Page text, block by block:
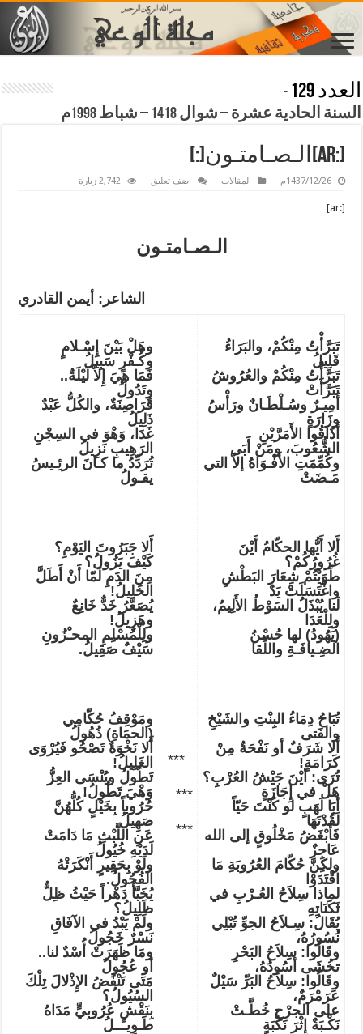
العدد 129
-
السنة الحادية عشرة – شوال 1418 – شباط 1998م
[:ar]الـصـامتـون[:]
1437/12/26م المقالات اضف تعليق 2,742 زيارة
[:ar]
الـصـامتـون
الشاعر: أيمن القادري
تَبَرَّأْتُ مِنْكُمْ، والبَرَاءُ
قَلِيلُ
تَبَرَّأْتُ مِنْكُمْ والعُرُوشُ
تَبَرَّأَتْ
أَمِيـرٌ وسُـلْطَـانٌ ورَأْسُ
وزَارَةٍ
أَذَاقُوا الأَمَرَّيْنِ
الشُّعُوبَ، ومَنْ أَبَى
وكُمِّمَتِ الأَفْـوَاهُ إلاّ التي
مَـضَتْ
أَلا أَيُّها الحكّامُ أَيْنَ
غُرُورُكُمْ؟
طَوَيْتُمْ شِعَارَ البَطْشِ
واغْتَسَلَتْ يَدٌ
لَنا يُبْذَلُ السَوْطُ الأَلِيمُ،
ولِلْعَدَا
(يَهُودُ) لها حُسْنُ
الضِـيافَـةِ واللِّقا
تُبَاحُ دِمَاءُ البِنْتِ والشَيْخِ
والفَتى
أَلا شَرَفٌ أو نَفْحَةٌ مِنْ
كَرَامَةٍ!
تُرَى: أيْنَ جَيْشُ العُرْبِ؟
هَلْ في إِجَازَةٍ
أبَا لَهَبٍ لو كُنْتَ حَيّاً
لَقُدْتَهَا
فَأَبْغَضُ مَخْلُوقٍ إلى الله
عَاجِزٌ
ولكِنَّ حُكّامَ العُرُوبَةِ مَا
اقْتَدَوْا
لماذا سِلاَحُ العُـرْبِ في
ثَكَنَاتِهِ
يُقَالُ: سِـلاَحُ الجوِّ تُبْلِي
نُسُورُهُ،
وقَالُوا: سِلاَحُ البَحْرِ
تخُشَى أسُودُهُ،
وقَالُوا: سِلاَحُ البَرِّ سَيْلٌ
عَرَمْرَمٌ،
على الجرْحِ خُطَّـتْ
نَكْـبَةٌ إِثْرَ نَكْبَةٍ
***
***
***
وهَلْ بَيْنَ إِسْـلامٍ
وكُـفْرٍ سَبِيلُ
فَمَا هِيَ إِلاّ لَيْلَةٌ..
وتَدُولُ
قَرَاصِنَةٌ، والكُلُّ عَبْدٌ
ذَلِيلُ
غَدَا، وَهْوَ في السِجْنِ
الرَهِيبِ نَزِيلُ
تُرَدِّدُ ما كـانَ الرئِـيسُ
يقـولُ
أَلا جَبَرُوتَ اليَوْمِ؟
كَيْفَ يَزُولُ؟
مِنَ الدَمِ لَمّا أَنْ أَطَلَّ
الخَلِيلُ!
يُصَعَّرُ خَدٌّ خَانِعٌ
وهَزِيلُ!
ولِلْمُسْلِمِ المحـْزُونِ
سَيْفٌ صَقِيلُ.
ومَوْقِفُ حُكّامِي
(الحمَاةِ) ذُهُولُ
أَلا نَخْوَةٌ تَصْحُو فَيُرْوَى
الغَلِيلُ!
تَطُولُ ويُنْسَى العِزُّ
وَهْيَ تَطُولُ!
حُرُوباً بِخَيْلٍ كُلُّهُنَّ
صَهِيلُ
عَنِ اللَّبْثِ مَا دَامَتْ
لَدَيْهِ خُيُولُ
ولَوْ بِحَقِيرٍ أَنْكَرَتْهُ
الفُحُولُ.
يُخَبَّأُ دَهْراً حَيْثُ ظِلٌّ
ظَلِيلُ؟
ولَمْ يَبْدُ في الآفَاقِ
نَسْرٌ خَجُولُ
ومَا ظَهَرَتْ أُسْدٌ لنا..
أو عُجُولُ
مَتَى تَنْفُضُ الإِذْلالَ تِلْكَ
السُيُولُ؟
بِنَقْشٍ عُرُوبِيٍّ مَدَاهُ
طَـوِيـــلُ